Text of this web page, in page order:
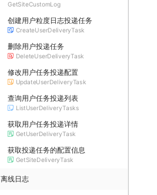
GetSiteCustomLog
创建用户粒度日志投递任务
CreateUserDeliveryTask
删除用户投递任务
DeleteUserDeliveryTask
修改用户任务投递配置
UpdateUserDeliveryTask
查询用户任务投递列表
ListUserDeliveryTasks
获取用户任务投递详情
GetUserDeliveryTask
获取投递任务的配置信息
GetSiteDeliveryTask
离线日志